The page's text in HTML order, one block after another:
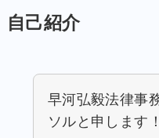
自己紹介
早河弘毅法律事
ソルと申します！